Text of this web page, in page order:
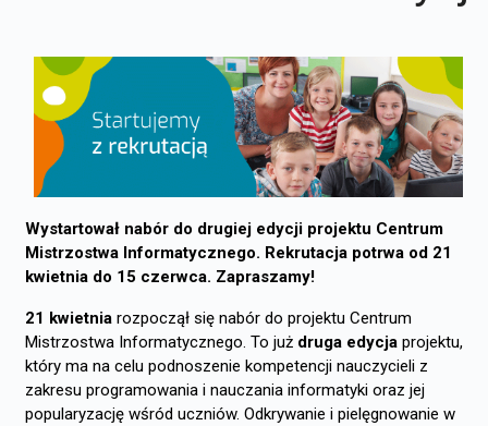
Wystartował nabór do drugiej edycji projektu Centrum
Mistrzostwa Informatycznego. Rekrutacja potrwa od 21
kwietnia do 15 czerwca. Zapraszamy!
21 kwietnia rozpoczął się nabór do projektu Centrum
Mistrzostwa Informatycznego. To już druga edycja projektu,
który ma na celu podnoszenie kompetencji nauczycieli z
zakresu programowania i nauczania informatyki oraz jej
popularyzację wśród uczniów. Odkrywanie i pielęgnowanie w